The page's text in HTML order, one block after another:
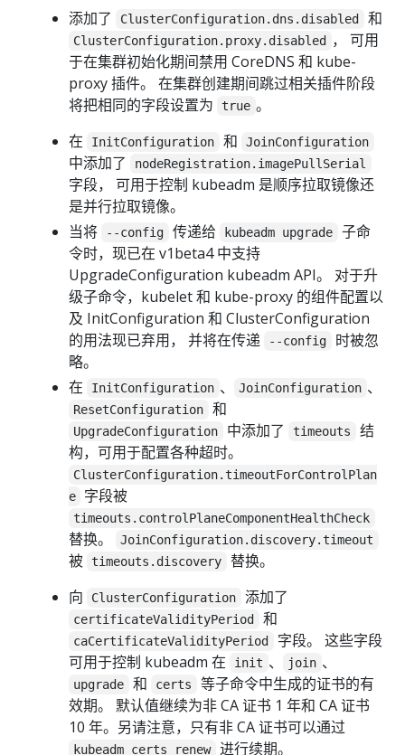
添加了
ClusterConfiguration.dns.disabled 和
ClusterConfiguration.proxy.disabled
， 可用
于在集群初始化期间禁用 CoreDNS 和 kube-
proxy 插件。 在集群创建期间跳过相关插件阶段
将把相同的字段设置为
true 。
在
InitConfiguration 和 JoinConfiguration
中添加了 nodeRegistration.imagePullSerial
字段， 可用于控制 kubeadm 是顺序拉取镜像还
是并行拉取镜像。
当将
--config 传递给 kubeadm upgrade
子命
令时，现已在 v1beta4 中支持
UpgradeConfiguration kubeadm API。 对于升
级子命令，kubelet 和 kube-proxy 的组件配置以
及 InitConfiguration 和 ClusterConfiguration
的用法现已弃用， 并将在传递
--config
时被忽
略。
在
InitConfiguration 、 JoinConfiguration 、
ResetConfiguration 和
UpgradeConfiguration 中添加了 timeouts
结
构，可用于配置各种超时。
ClusterConfiguration.timeoutForControlPlan
e
字段被
timeouts.controlPlaneComponentHealthCheck
替换。 JoinConfiguration.discovery.timeout
被 timeouts.discovery
替换。
向
ClusterConfiguration 添加了
certificateValidityPeriod 和
caCertificateValidityPeriod
字段。 这些字段
可用于控制 kubeadm 在
init 、 join 、
upgrade 和 certs
等子命令中生成的证书的有
效期。 默认值继续为非 CA 证书 1 年和 CA 证书
10 年。另请注意，只有非 CA 证书可以通过
kubeadm certs renew 进行续期。